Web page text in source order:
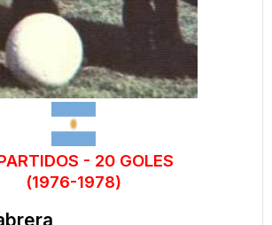
- 20 GOLES
(1976-1978)